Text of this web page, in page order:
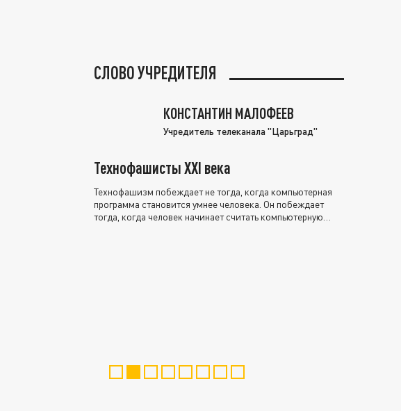
СЛОВО УЧРЕДИТЕЛЯ
КОНСТАНТИН МАЛОФЕЕВ
Учредитель телеканала "Царьград"
Технофашисты XXI века
Технофашизм побеждает не тогда, когда компьютерная
программа становится умнее человека. Он побеждает
тогда, когда человек начинает считать компьютерную